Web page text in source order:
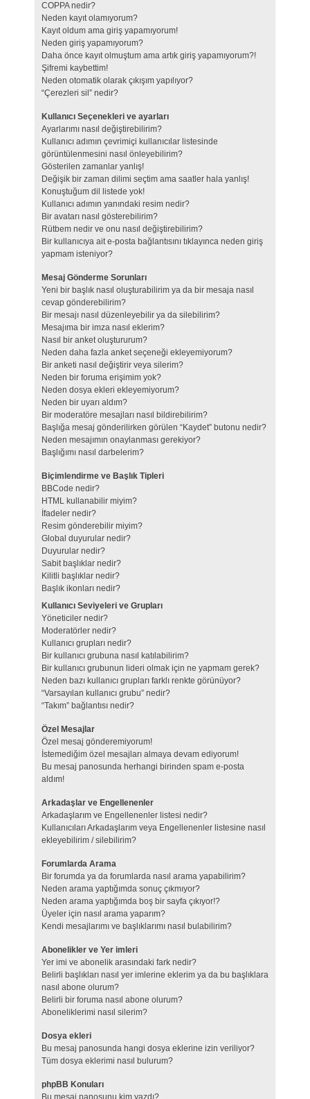
COPPA nedir?
Neden kayıt olamıyorum?
Kayıt oldum ama giriş yapamıyorum!
Neden giriş yapamıyorum?
Daha önce kayıt olmuştum ama artık giriş yapamıyorum?!
Şifremi kaybettim!
Neden otomatik olarak çıkışım yapılıyor?
“Çerezleri sil” nedir?
Kullanıcı Seçenekleri ve ayarları
Ayarlarımı nasıl değiştirebilirim?
Kullanıcı adımın çevrimiçi kullanıcılar listesinde
görüntülenmesini nasıl önleyebilirim?
Gösterilen zamanlar yanlış!
Değişik bir zaman dilimi seçtim ama saatler hala yanlış!
Konuştuğum dil listede yok!
Kullanıcı adımın yanındaki resim nedir?
Bir avatarı nasıl gösterebilirim?
Rütbem nedir ve onu nasıl değiştirebilirim?
Bir kullanıcıya ait e-posta bağlantısını tıklayınca neden giriş
yapmam isteniyor?
Mesaj Gönderme Sorunları
Yeni bir başlık nasıl oluşturabilirim ya da bir mesaja nasıl
cevap gönderebilirim?
Bir mesajı nasıl düzenleyebilir ya da silebilirim?
Mesajıma bir imza nasıl eklerim?
Nasıl bir anket oluştururum?
Neden daha fazla anket seçeneği ekleyemiyorum?
Bir anketi nasıl değiştirir veya silerim?
Neden bir foruma erişimim yok?
Neden dosya ekleri ekleyemiyorum?
Neden bir uyarı aldım?
Bir moderatöre mesajları nasıl bildirebilirim?
Başlığa mesaj gönderilirken görülen “Kaydet” butonu nedir?
Neden mesajımın onaylanması gerekiyor?
Başlığımı nasıl darbelerim?
Biçimlendirme ve Başlık Tipleri
BBCode nedir?
HTML kullanabilir miyim?
İfadeler nedir?
Resim gönderebilir miyim?
Global duyurular nedir?
Duyurular nedir?
Sabit başlıklar nedir?
Kilitli başlıklar nedir?
Başlık ikonları nedir?
Kullanıcı Seviyeleri ve Grupları
Yöneticiler nedir?
Moderatörler nedir?
Kullanıcı grupları nedir?
Bir kullanıcı grubuna nasıl katılabilirim?
Bir kullanıcı grubunun lideri olmak için ne yapmam gerek?
Neden bazı kullanıcı grupları farklı renkte görünüyor?
“Varsayılan kullanıcı grubu” nedir?
“Takım” bağlantısı nedir?
Özel Mesajlar
Özel mesaj gönderemiyorum!
İstemediğim özel mesajları almaya devam ediyorum!
Bu mesaj panosunda herhangi birinden spam e-posta
aldım!
Arkadaşlar ve Engellenenler
Arkadaşlarım ve Engellenenler listesi nedir?
Kullanıcıları Arkadaşlarım veya Engellenenler listesine nasıl
ekleyebilirim / silebilirim?
Forumlarda Arama
Bir forumda ya da forumlarda nasıl arama yapabilirim?
Neden arama yaptığımda sonuç çıkmıyor?
Neden arama yaptığımda boş bir sayfa çıkıyor!?
Üyeler için nasıl arama yaparım?
Kendi mesajlarımı ve başlıklarımı nasıl bulabilirim?
Abonelikler ve Yer imleri
Yer imi ve abonelik arasındaki fark nedir?
Belirli başlıkları nasıl yer imlerine eklerim ya da bu başlıklara
nasıl abone olurum?
Belirli bir foruma nasıl abone olurum?
Aboneliklerimi nasıl silerim?
Dosya ekleri
Bu mesaj panosunda hangi dosya eklerine izin veriliyor?
Tüm dosya eklerimi nasıl bulurum?
phpBB Konuları
Bu mesaj panosunu kim yazdı?